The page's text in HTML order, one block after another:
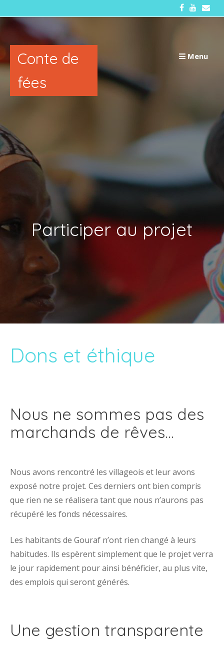
au
contenu
Conte de
fées
Menu
Participer au projet
Dons et éthique
Nous ne sommes pas des
marchands de rêves…
Nous avons rencontré les villageois et leur avons
exposé notre projet. Ces derniers ont bien compris
que rien ne se réalisera tant que nous n’aurons pas
récupéré les fonds nécessaires.
Les habitants de Gouraf n’ont rien changé à leurs
habitudes. Ils espèrent simplement que le projet verra
le jour rapidement pour ainsi bénéficier, au plus vite,
des emplois qui seront générés.
Une gestion transparente